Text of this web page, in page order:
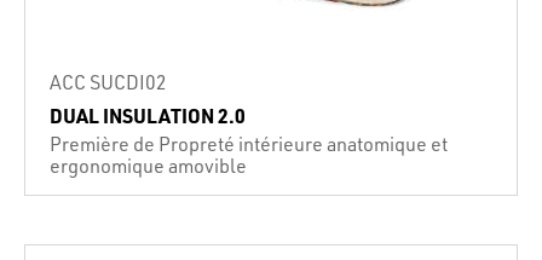
ACC SUCDI02
DUAL INSULATION 2.0
Première de Propreté intérieure anatomique et
ergonomique amovible